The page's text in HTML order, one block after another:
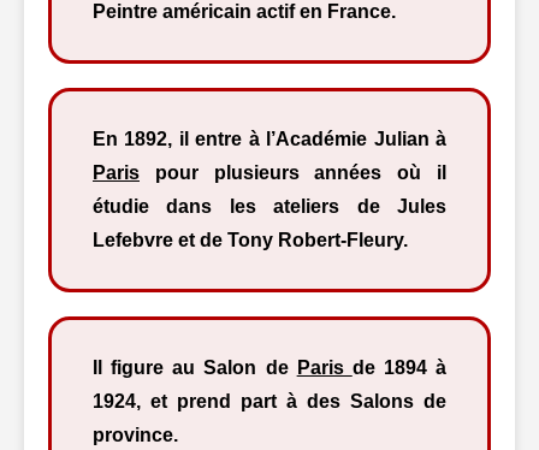
Peintre américain actif en France.
En 1892, il entre à l’Académie Julian à
Paris pour plusieurs années où il
étudie dans les ateliers de Jules
Lefebvre et de Tony Robert-Fleury.
Il figure au Salon de Paris de 1894 à
1924, et prend part à des Salons de
province.